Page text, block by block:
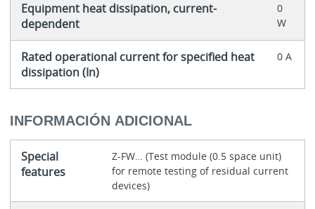
Equipment heat dissipation, current-
dependent
0
W
Rated operational current for specified heat
dissipation (In)
0 A
INFORMACIÓN ADICIONAL
Special
features
Z-FW… (Test module (0.5 space unit)
for remote testing of residual current
devices)